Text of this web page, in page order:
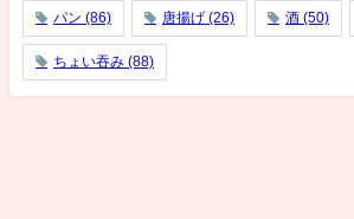
パン (86) 唐揚げ (26) 酒 (50)
ちょい吞み (88)